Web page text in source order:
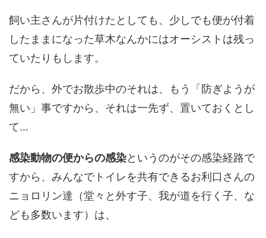
飼い主さんが片付けたとしても、少しでも便が付着
したままになった草木なんかにはオーシストは残っ
ていたりもします。
だから、外でお散歩中のそれは、もう「防ぎようが
無い」事ですから、それは一先ず、置いておくとし
て…
感染動物の便からの感染というのがその感染経路で
すから、みんなでトイレを共有できるお利口さんの
ニョロリン達（堂々と外す子、我が道を行く子、な
ども多数います）は、